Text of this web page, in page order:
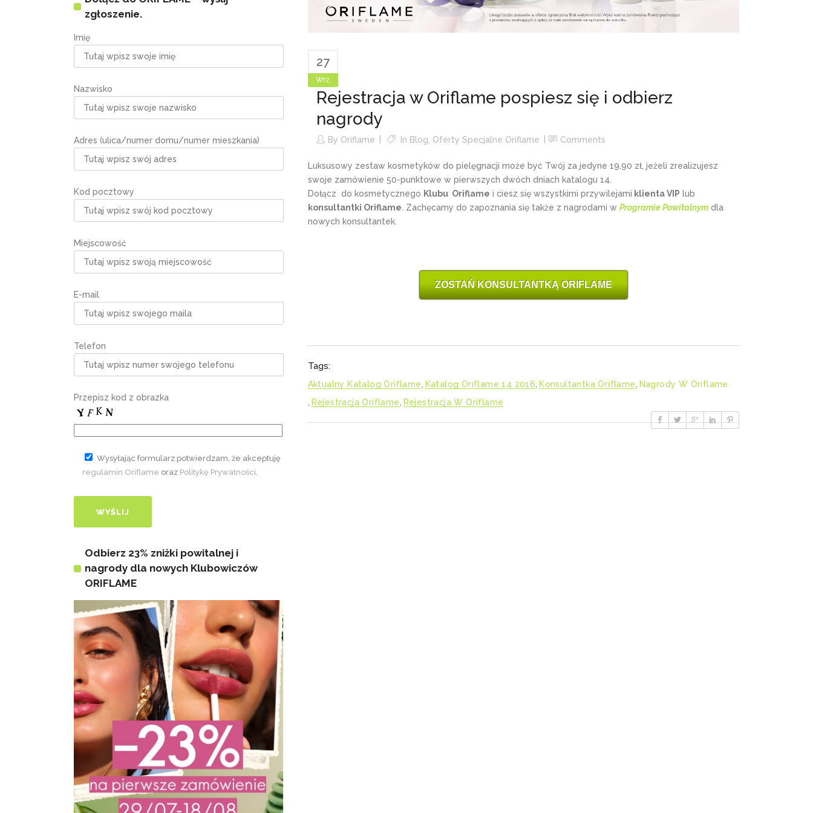
zgłoszenie.
Imię
Nazwisko
Adres (ulica/numer domu/numer mieszkania)
Kod pocztowy
Miejscowość
E-mail
Telefon
Przepisz kod z obrazka
Wysyłając formularz potwierdzam, że akceptuję
regulamin Oriflame oraz Politykę Prywatności.
Odbierz 23% zniżki powitalnej i
nagrody dla nowych Klubowiczów
ORIFLAME
27
Wrz
Rejestracja w Oriflame pospiesz się i odbierz
nagrody
By Oriflame In Blog Oferty Specjalne Oriflame Comments
Luksusowy zestaw kosmetyków do pielęgnacji może być Twój za jedyne 19,90 zł, jeżeli zrealizujesz
swoje zamówienie 50-punktowe w pierwszych dwóch dniach katalogu 14.
Dołącz do kosmetycznego Klubu Oriflame i ciesz się wszystkimi przywilejami klienta VIP lub
konsultantki Oriflame . Zachęcamy do zapoznania się także z nagrodami w Programie Powitalnymdla
nowych konsultantek.
ZOSTAŃ KONSULTANTKĄ ORIFLAME
Tags:
Aktualny Katalog Oriflame Katalog Oriflame 14 2016 Konsultantka Oriflame
Nagrody W Oriflame
Rejestracja Oriflame Rejestracja W Oriflame